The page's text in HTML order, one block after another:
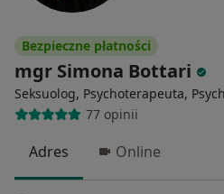
Bezpieczne płatności
mgr Simona Bottari
Seksuolog, Psychoterapeuta,
77 opinii
Adres Online